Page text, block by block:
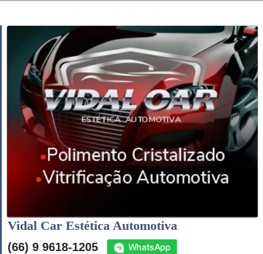
Vidal Car Estética Automotiva
(66) 9 9618-1205